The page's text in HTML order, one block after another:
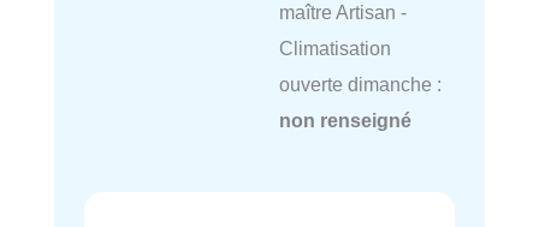
maître Artisan -
Climatisation
ouverte dimanche :
non renseigné